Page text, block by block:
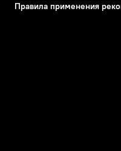
Правила применения